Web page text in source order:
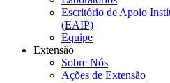
Escritório de Apoio
(EAIP)
Equipe
Extensão
Sobre Nós
Ações de Extensão